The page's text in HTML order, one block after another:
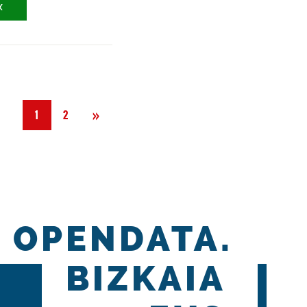
1 2 »
OPENDATA.
BIZKAIA